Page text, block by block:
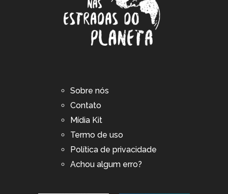
Sobre nós
Contato
Mídia Kit
Termo de uso
Política de privacidade
Achou algum erro?